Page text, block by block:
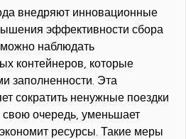
внедряют инновационные
эффективности сбора
наблюдать
контейнеров, которые
заполненности. Эта
сократить ненужные поездки
свою очередь, уменьшает
ресурсы. Такие меры